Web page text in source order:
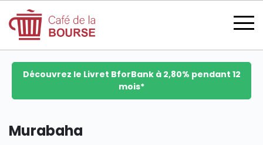
Découvrez le Livret BforBank à 2,80% pendant 12
mois*
Murabaha